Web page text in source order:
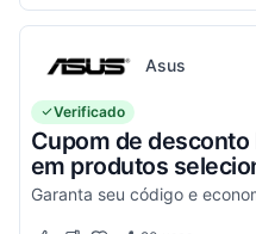
Asus
Verificado
Cupom de
em produtos